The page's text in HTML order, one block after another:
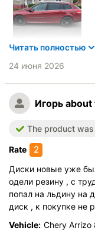
Buy again?:
Quality of
Внешний
Price/
Читать полностью
24 июня 2026
Игорь about
The product
Rate 2
Диски новые уже
одели резину , с
попал на льдину на
диск , к покупке не
Vehicle: Chery Arrizo